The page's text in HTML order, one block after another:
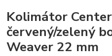
Kolimátor
červený/zelený
Weaver 22 mm